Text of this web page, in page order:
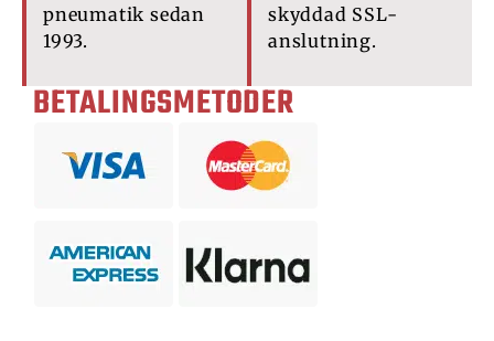
pneumatik sedan
1993.
skyddad SSL-
anslutning.
BETALINGSMETODER